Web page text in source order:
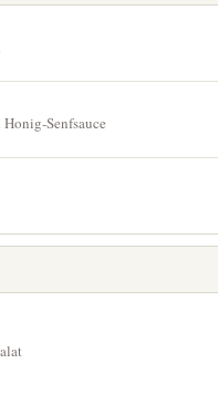
Senfsauce